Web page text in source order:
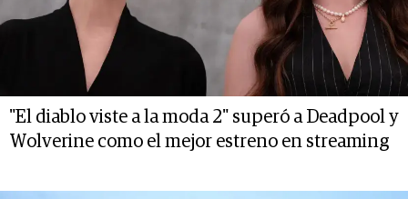
"El diablo viste a la moda 2" superó a Deadpool y
Wolverine como el mejor estreno en streaming